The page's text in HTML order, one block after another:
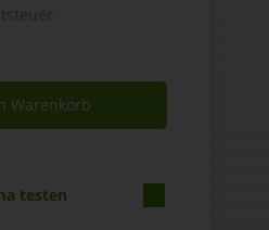
Warenkorb
testen